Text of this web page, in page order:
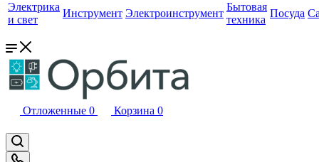
Электрика
и свет
Инструмент Электроинструмент
Бытовая
техника
Посуда
Отложенные 0 Корзина 0